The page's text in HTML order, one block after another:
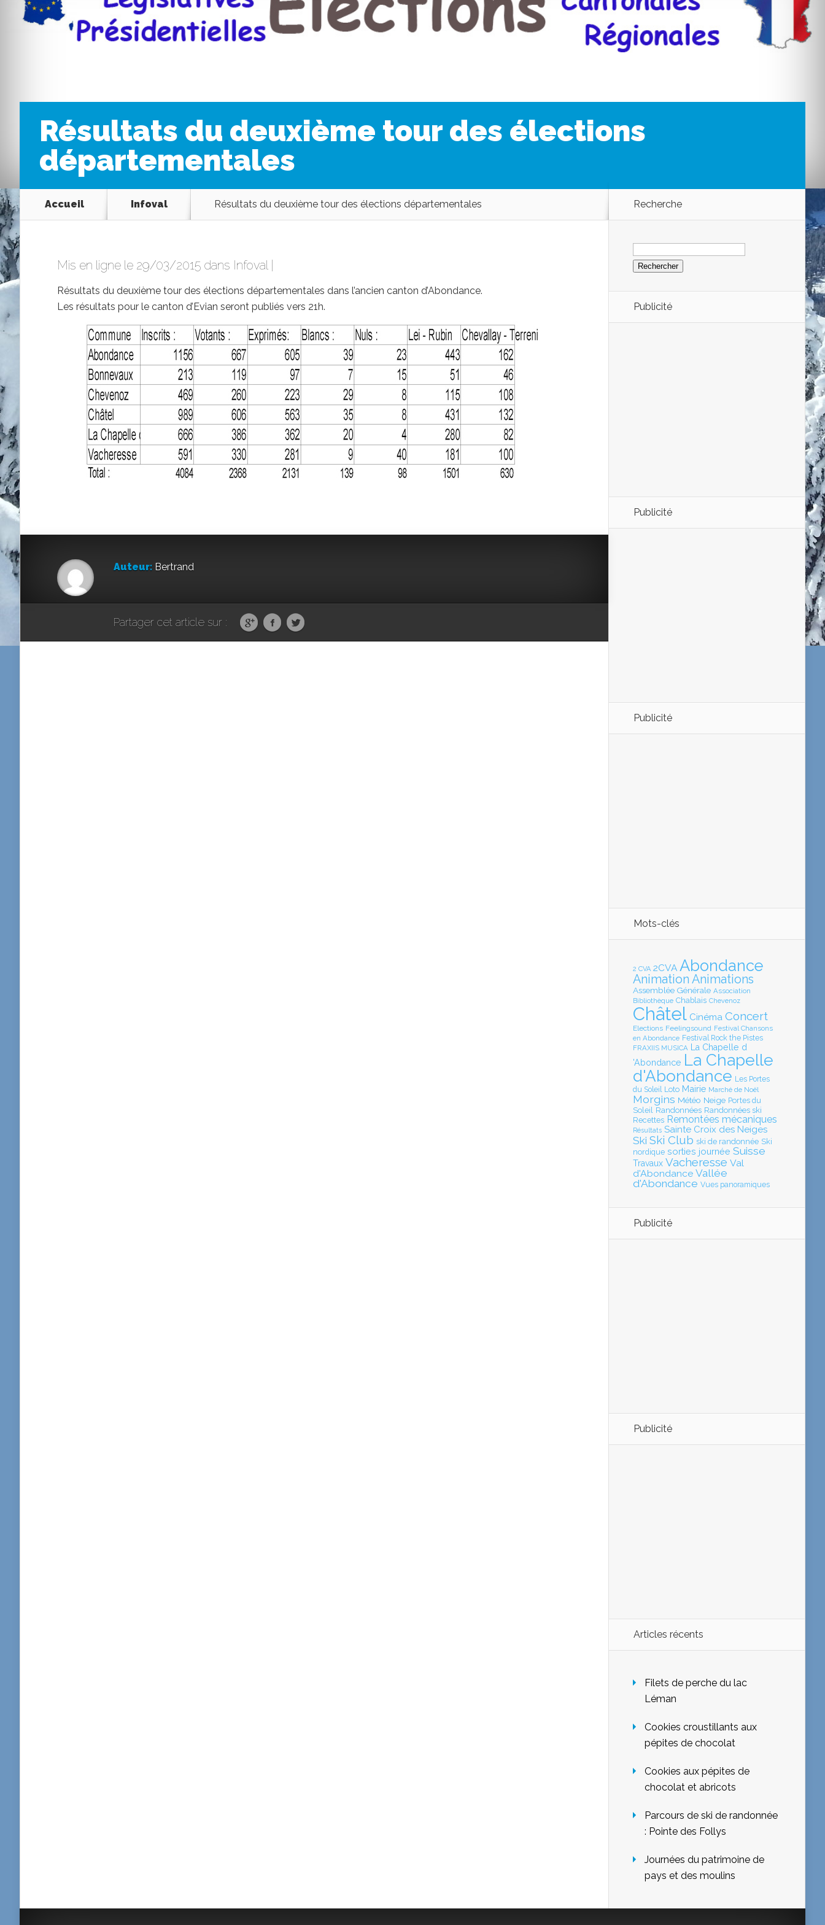
Résultats du deuxième tour des élections
départementales
Accueil Infoval Résultats du deuxième tour des élections départementales
Mis en ligne le 29/03/2015 dans Infoval|
Résultats du deuxième tour des élections départementales dans l’ancien canton d’Abondance.
Les résultats pour le canton d’Evian seront publiés vers 21h.
Auteur: Bertrand
Partager cet article sur :
Recherche
Rechercher :
Publicité
Publicité
Publicité
Mots-clés
2 CVA 2CVA Abondance
Animation Animations
Assemblée Générale Association
Bibliothèque Chablais Chevenoz
Châtel Cinéma Concert
Elections Feelingsound Festival Chansons
en Abondance Festival Rock the Pistes
FRAXIIS MUSICA
La Chapelle d
'Abondance La Chapelle
d'Abondance Les Portes
du Soleil Loto Mairie Marché de Noël
Morgins Météo Neige Portes du
Soleil Randonnées Randonnées ski
Recettes Remontées mécaniques
Résultats Sainte Croix des Neiges
Ski Ski Club ski de randonnée Ski
nordique sorties journée Suisse
Travaux Vacheresse Val
d'Abondance Vallée
d'Abondance Vues panoramiques
Publicité
Publicité
Articles récents
Filets de perche du lac
Léman
Cookies croustillants aux
pépites de chocolat
Cookies aux pépites de
chocolat et abricots
Parcours de ski de randonnée
: Pointe des Follys
Journées du patrimoine de
pays et des moulins